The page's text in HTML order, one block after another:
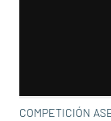
COMPETICIÓN